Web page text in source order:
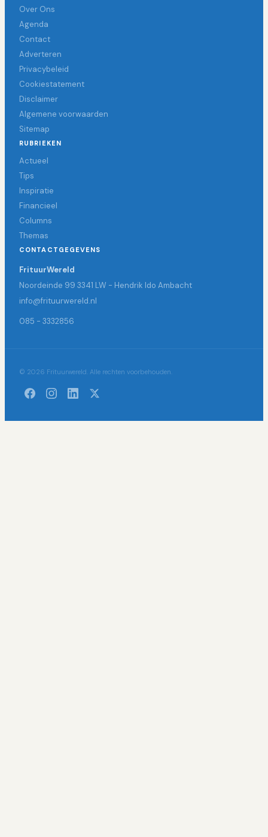
Over Ons
Agenda
Contact
Adverteren
Privacybeleid
Cookiestatement
Disclaimer
Algemene voorwaarden
Sitemap
RUBRIEKEN
Actueel
Tips
Inspiratie
Financieel
Columns
Themas
CONTACTGEGEVENS
FrituurWereld
Noordeinde 99 3341 LW - Hendrik Ido Ambacht
info@frituurwereld.nl
085 - 3332856
© 2026 Frituurwereld. Alle rechten voorbehouden.